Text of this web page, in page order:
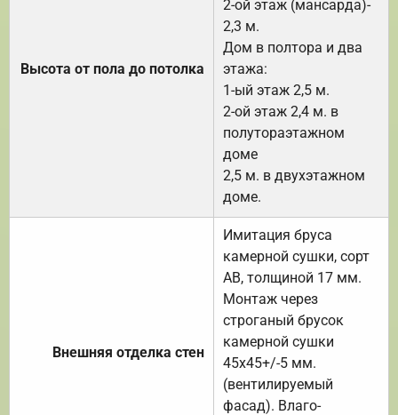
Высота от пола до потолка
2-ой этаж (мансарда)-
2,3 м.
Дом в полтора и два
этажа:
1-ый этаж 2,5 м.
2-ой этаж 2,4 м. в
полутораэтажном
доме
2,5 м. в двухэтажном
доме.
Внешняя отделка стен
Имитация бруса
камерной сушки, сорт
АВ, толщиной 17 мм.
Монтаж через
строганый брусок
камерной сушки
45х45+/-5 мм.
(вентилируемый
фасад). Влаго-